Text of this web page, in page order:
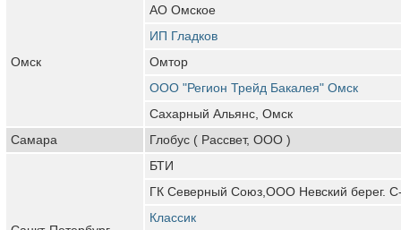
Омск
АО Омское
ИП Гладков
Омтор
ООО "Регион Трейд Бакалея" Омск
Сахарный Альянс, Омск
Самара
Глобус ( Рассвет, ООО )
БТИ
ГК Северный Союз,ООО Невский берег.
Классик